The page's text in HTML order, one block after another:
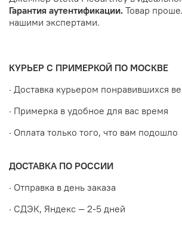
Гарантия аутентификации. Товар
нашими экспертами.
КУРЬЕР С ПРИМЕРКОЙ ПО МОСКВЕ
· Доставка курьером понравившихся
· Примерка в удобное для вас время
· Оплата только того, что вам подошло
ДОСТАВКА ПО РОССИИ
· Отправка в день заказа
· СДЭК, Яндекс — 2-5 дней